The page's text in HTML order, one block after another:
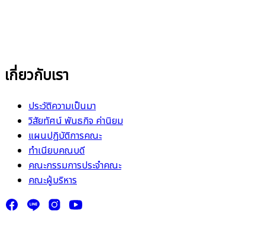
เกี่ยวกับเรา
ประวัติความเป็นมา
วิสัยทัศน์ พันธกิจ ค่านิยม
แผนปฏิบัติการคณะ
ทำเนียบคณบดี
คณะกรรมการประจำคณะ
คณะผู้บริหาร